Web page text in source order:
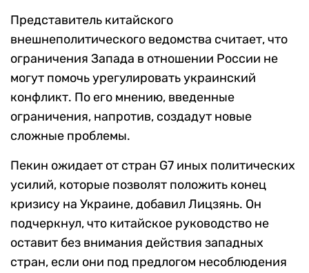
Представитель китайского
внешнеполитического ведомства считает, что
ограничения Запада в отношении России не
могут помочь урегулировать украинский
конфликт. По его мнению, введенные
ограничения, напротив, создадут новые
сложные проблемы.
Пекин ожидает от стран G7 иных политических
усилий, которые позволят положить конец
кризису на Украине, добавил Лицзянь. Он
подчеркнул, что китайское руководство не
оставит без внимания действия западных
стран, если они под предлогом несоблюдения